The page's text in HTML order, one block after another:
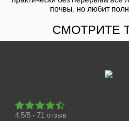
почвы, но любит
СМОТРИТЕ
4.5/5 - 71 отзыв